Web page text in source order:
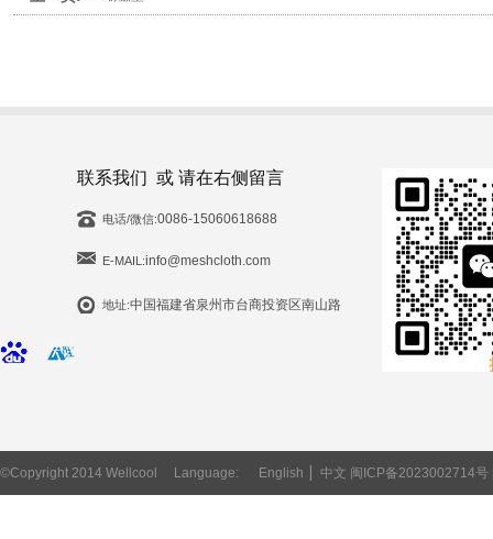
联系我们 或 请在右侧留言
电话/微信:0086-15060618688
E-MAIL:info@meshcloth.com
地址:中国福建省泉州市台商投资区南山路
©Copyright 2014 Wellcool Language: English 中文 闽ICP备2023002714号